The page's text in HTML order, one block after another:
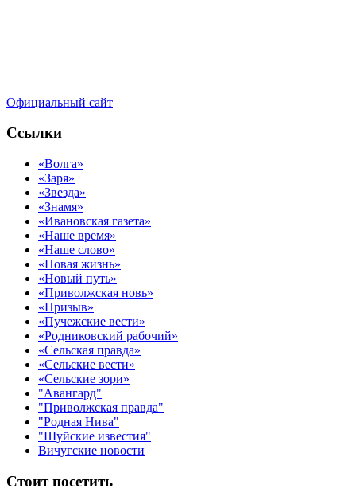
Официальный сайт
Ссылки
«Волга»
«Заря»
«Звезда»
«Знамя»
«Ивановская газета»
«Наше время»
«Наше слово»
«Новая жизнь»
«Новый путь»
«Приволжская новь»
«Призыв»
«Пучежские вести»
«Родниковский рабочий»
«Сельская правда»
«Сельские вести»
«Сельские зори»
"Авангард"
"Приволжская правда"
"Родная Нива"
"Шуйские известия"
Вичугские новости
Стоит посетить